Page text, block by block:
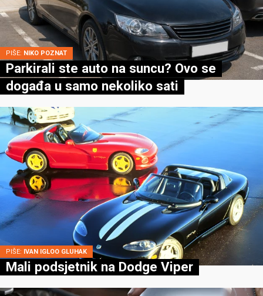
PIŠE: NIKO POZNAT
Parkirali ste auto na suncu? Ovo se
događa u samo nekoliko sati
PIŠE: IVAN IGLOO GLUHAK
Mali podsjetnik na Dodge Viper